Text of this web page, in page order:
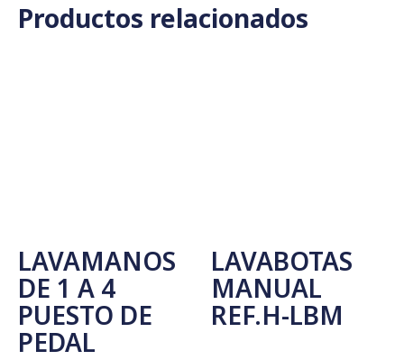
Productos relacionados
LAVAMANOS
DE 1 A 4
PUESTO DE
PEDAL
LAVABOTAS
MANUAL
REF.H-LBM